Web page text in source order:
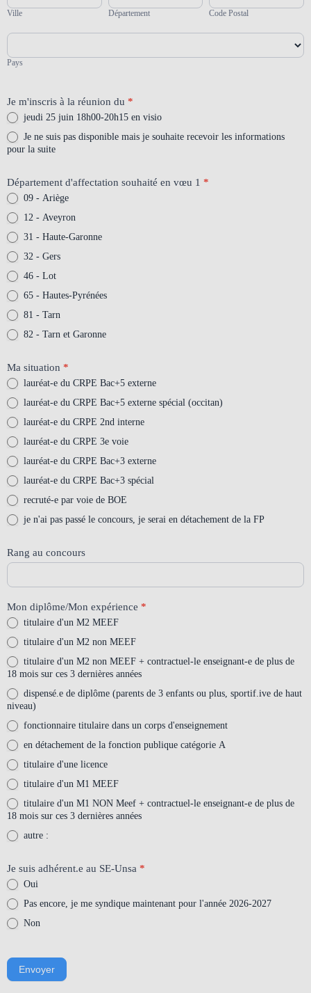
Ville Département Code Postal
Pays
Pays
Je m'inscris à la réunion du *
jeudi 25 juin 18h00-20h15 en visio
Je ne suis pas disponible mais je souhaite recevoir les informations
pour la suite
Département d'affectation souhaité en vœu 1 *
09 - Ariège
12 - Aveyron
31 - Haute-Garonne
32 - Gers
46 - Lot
65 - Hautes-Pyrénées
81 - Tarn
82 - Tarn et Garonne
Ma situation *
lauréat-e du CRPE Bac+5 externe
lauréat-e du CRPE Bac+5 externe spécial (occitan)
lauréat-e du CRPE 2nd interne
lauréat-e du CRPE 3e voie
lauréat-e du CRPE Bac+3 externe
lauréat-e du CRPE Bac+3 spécial
recruté-e par voie de BOE
je n'ai pas passé le concours, je serai en détachement de la FP
Rang au concours
Mon diplôme/Mon expérience *
titulaire d'un M2 MEEF
titulaire d'un M2 non MEEF
titulaire d'un M2 non MEEF + contractuel-le enseignant-e de plus de
18 mois sur ces 3 dernières années
dispensé.e de diplôme (parents de 3 enfants ou plus, sportif.ive de haut
niveau)
fonctionnaire titulaire dans un corps d'enseignement
en détachement de la fonction publique catégorie A
titulaire d'une licence
titulaire d'un M1 MEEF
titulaire d'un M1 NON Meef + contractuel-le enseignant-e de plus de
18 mois sur ces 3 dernières années
autre :
Je suis adhérent.e au SE-Unsa *
Oui
Pas encore, je me syndique maintenant pour l'année 2026-2027
Non
Envoyer